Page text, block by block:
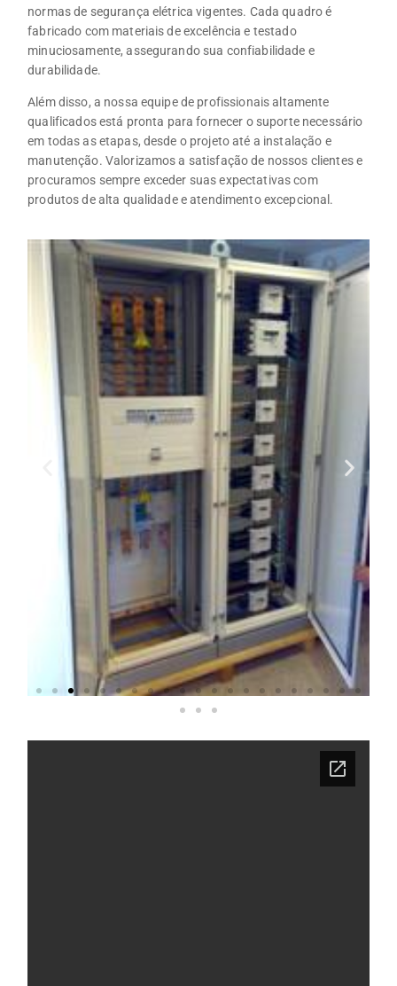
normas de segurança elétrica vigentes. Cada quadro é
fabricado com materiais de excelência e testado
minuciosamente, assegurando sua confiabilidade e
durabilidade.
Além disso, a nossa equipe de profissionais altamente
qualificados está pronta para fornecer o suporte necessário
em todas as etapas, desde o projeto até a instalação e
manutenção. Valorizamos a satisfação de nossos clientes e
procuramos sempre exceder suas expectativas com
produtos de alta qualidade e atendimento excepcional.